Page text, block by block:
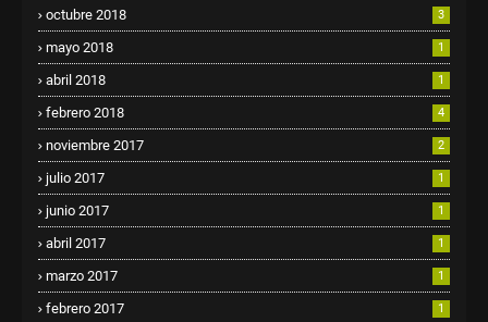
octubre 2018 3
mayo 2018 1
abril 2018 1
febrero 2018 4
noviembre 2017 2
julio 2017 1
junio 2017 1
abril 2017 1
marzo 2017 1
febrero 2017 1